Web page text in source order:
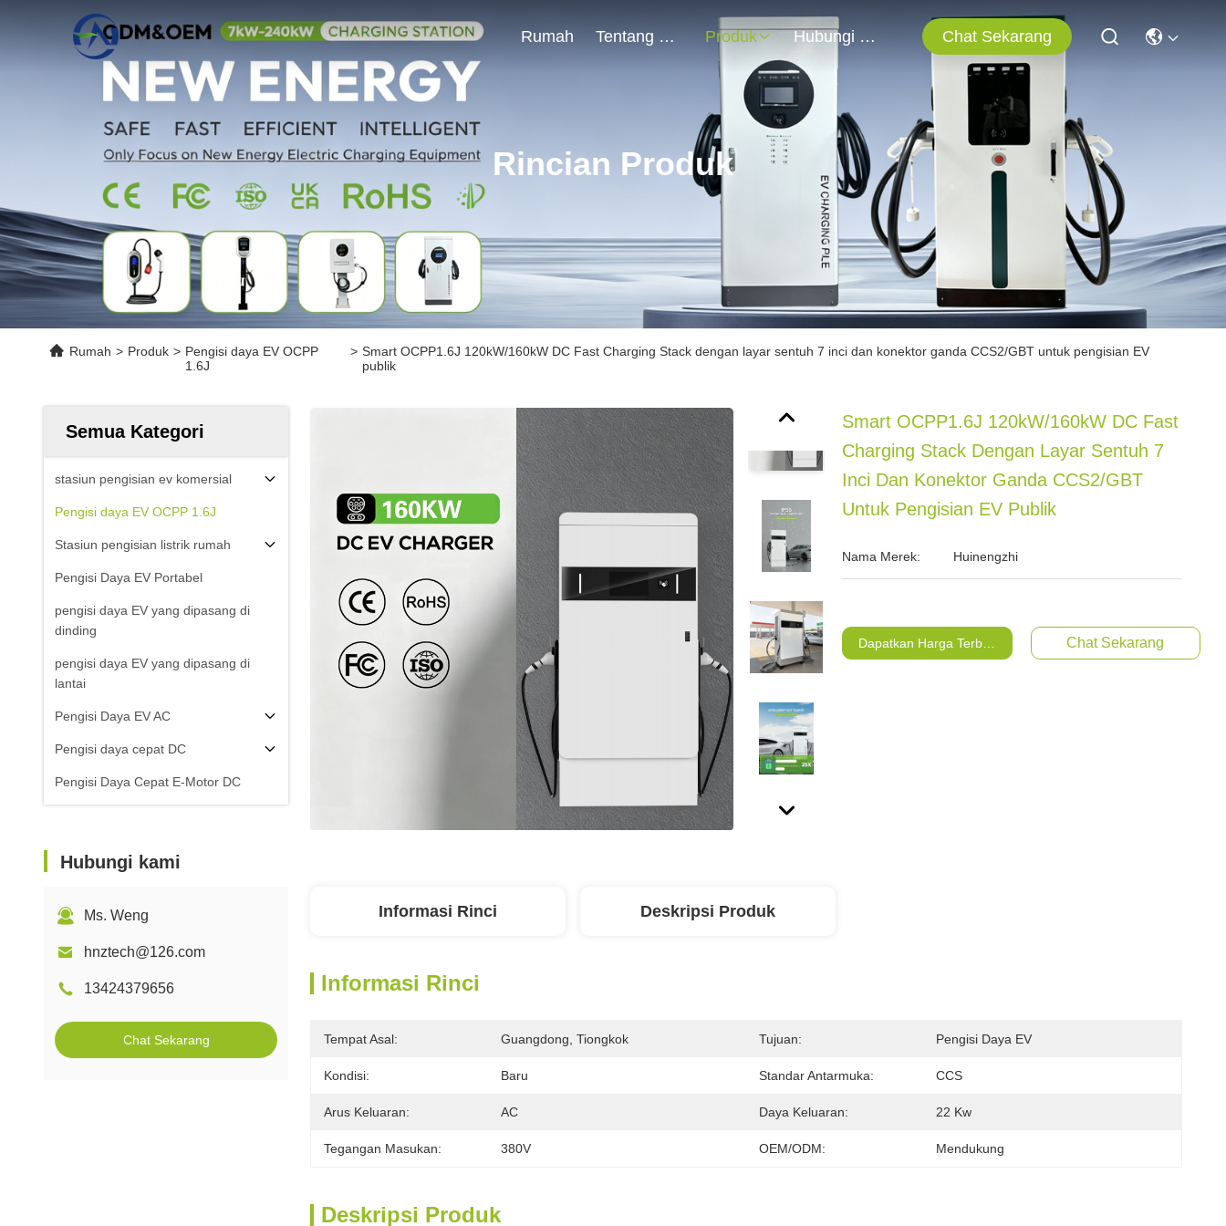
Rumah Tentang Kami Produk Hubungi Kami Chat Sekarang
Rincian Produk
Rumah > Produk > Pengisi daya EV OCPP
1.6J
> Smart OCPP1.6J 120kW/160kW DC Fast Charging Stack dengan layar sentuh 7 inci dan konektor ganda CCS2/GBT untuk pengisian EV
publik
Semua Kategori
stasiun pengisian ev komersial
Pengisi daya EV OCPP 1.6J
Stasiun pengisian listrik rumah
Pengisi Daya EV Portabel
pengisi daya EV yang dipasang di
dinding
pengisi daya EV yang dipasang di
lantai
Pengisi Daya EV AC
Pengisi daya cepat DC
Pengisi Daya Cepat E-Motor DC
Hubungi kami
Ms. Weng
hnztech@126.com
13424379656
Chat Sekarang
Smart OCPP1.6J 120kW/160kW DC Fast
Charging Stack Dengan Layar Sentuh 7
Inci Dan Konektor Ganda CCS2/GBT
Untuk Pengisian EV Publik
Nama Merek: Huinengzhi
Dapatkan Harga Terbaik Chat Sekarang
Informasi Rinci Deskripsi Produk
Informasi Rinci
Tempat Asal: Guangdong, Tiongkok Tujuan: Pengisi Daya EV
Kondisi: Baru Standar Antarmuka: CCS
Arus Keluaran: AC Daya Keluaran: 22 Kw
Tegangan Masukan: 380V OEM/ODM: Mendukung
Deskripsi Produk